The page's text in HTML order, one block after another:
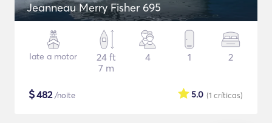
Jeanneau Merry Fisher 695
Iate a motor
24 ft
7 m
4 1 2
$482/noite (1 críticas)
5.0